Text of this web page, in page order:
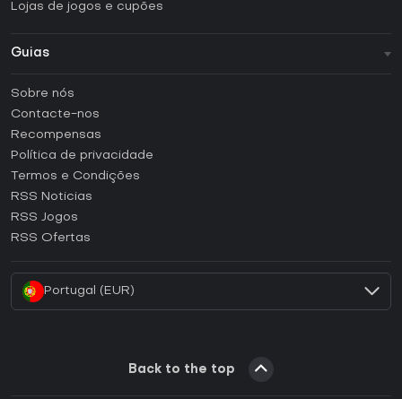
Lojas de jogos e cupões
Guias
Como ativar uma CD Key Steam?
Como ativar uma CD Key Epic Games?
Como ativar uma CD Key GOG?
Como ativar uma CD Key Ubisoft Connect?
Sobre nós
Contacte-nos
Recompensas
Política de privacidade
Termos e Condições
RSS Noticias
RSS Jogos
RSS Ofertas
Portugal (EUR)
Back to the top